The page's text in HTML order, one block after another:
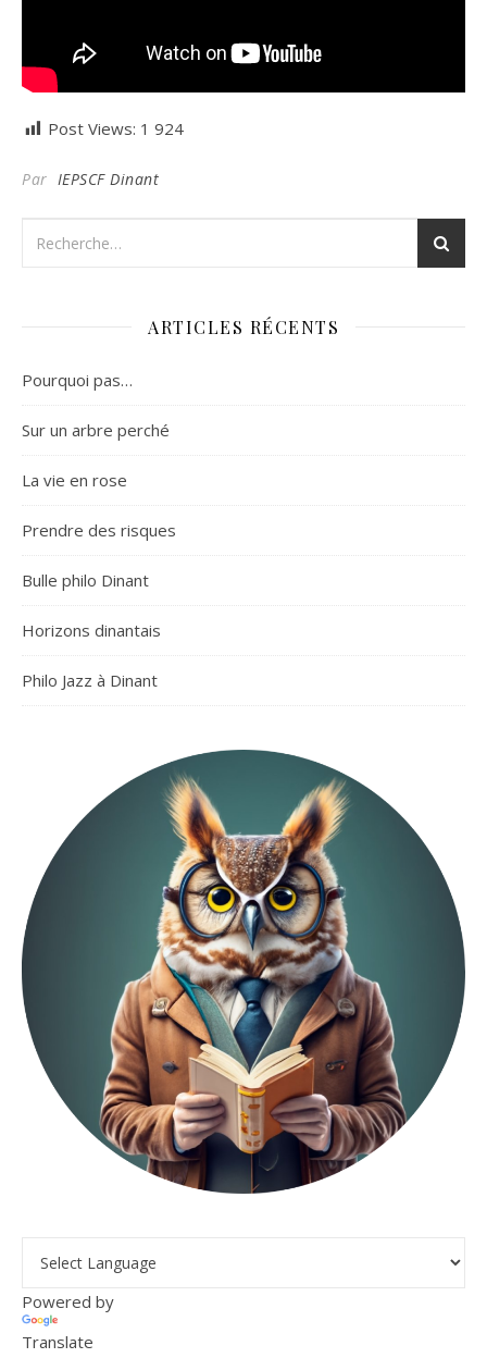
Post Views: 1 924
Par IEPSCF Dinant
ARTICLES RÉCENTS
Pourquoi pas…
Sur un arbre perché
La vie en rose
Prendre des risques
Bulle philo Dinant
Horizons dinantais
Philo Jazz à Dinant
Powered by
Translate